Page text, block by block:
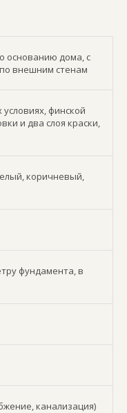
основанию дома, с
внешним стенам
финской
и два слоя краски,
коричневый,
фундамента, в
канализация)